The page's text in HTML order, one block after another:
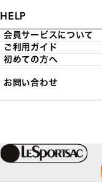
HELP
会員サービスについて
ご利用ガイド
初めての方へ
お問い合わせ